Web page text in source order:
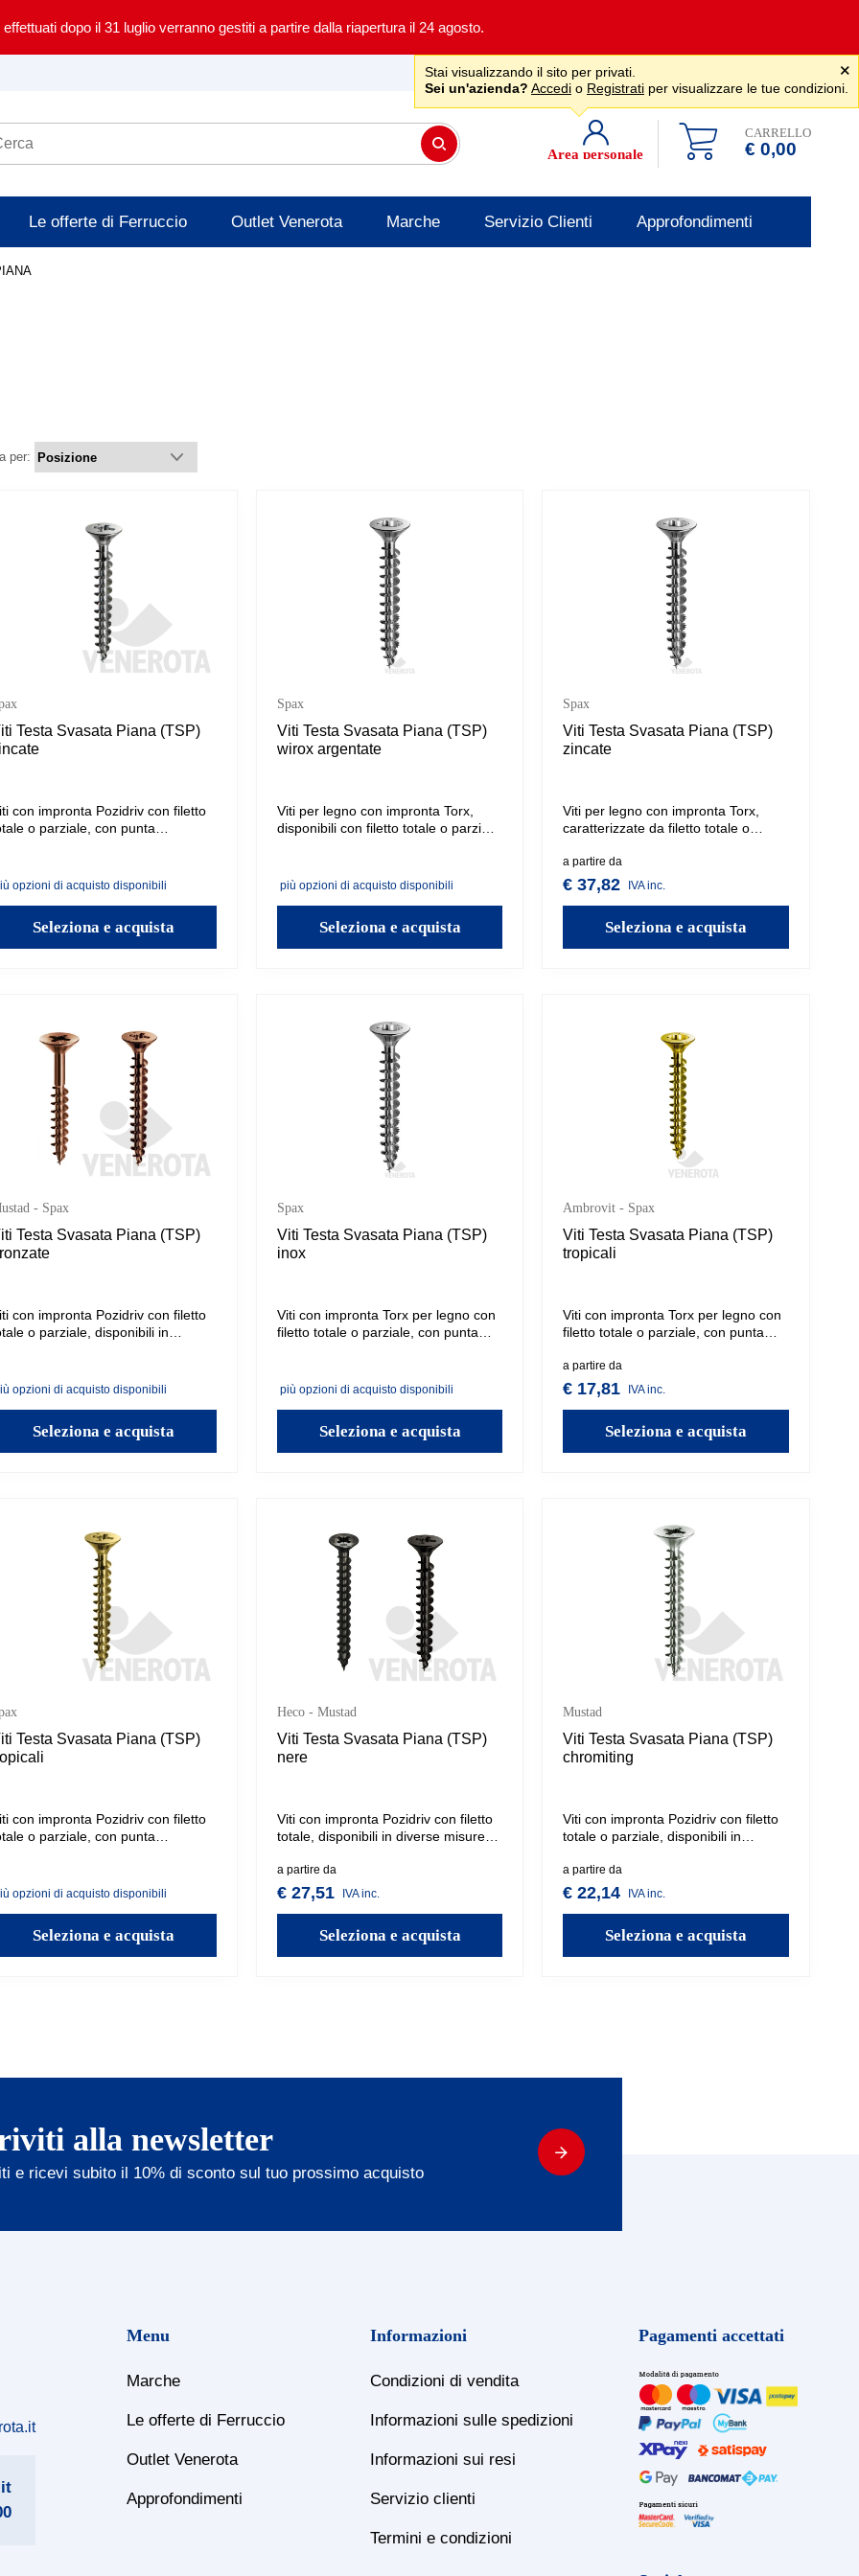
dopo il 31 luglio verranno gestiti a partire dalla riapertura il 24 agosto.
Assistenza gratuita
dal lun al ven 8-12 14-18 +39 0341 256700 ˟
Stai visualizzando il sito per privati.
Sei un'azienda? Accedi o Registrati per visualizzare le tue condizioni.
CARRELLO
€ 0,00
Area personale
Le offerte di Ferruccio Outlet Venerota Marche Servizio Clienti Approfondimenti
per:
Testa Svasata Piana (TSP)
con impronta Pozidriv con filetto
o parziale, con punta
in varie misure.
opzioni di acquisto disponibili
Seleziona e acquista
Spax
Viti Testa Svasata Piana (TSP)
wirox argentate
Viti per legno con impronta Torx,
disponibili con filetto totale o parziale
più opzioni di acquisto disponibili
Seleziona e acquista
Spax
Viti Testa Svasata Piana (TSP)
zincate
Viti per legno con impronta Torx,
caratterizzate da filetto totale o
autofilettante. Disponibili in varie
misure.
a partire da
€ 37,82 IVA inc.
Seleziona e acquista
- Spax
Testa Svasata Piana (TSP)
con impronta Pozidriv con filetto
o parziale, disponibili in
anche nei materiali più duri.
opzioni di acquisto disponibili
Seleziona e acquista
Spax
Viti Testa Svasata Piana (TSP)
inox
Viti con impronta Torx per legno con
filetto totale o parziale, con punta
più opzioni di acquisto disponibili
Seleziona e acquista
Ambrovit - Spax
Viti Testa Svasata Piana (TSP)
tropicali
Viti con impronta Torx per legno con
filetto totale o parziale, con punta
misure.
a partire da
€ 17,81 IVA inc.
Seleziona e acquista
Testa Svasata Piana (TSP)
con impronta Pozidriv con filetto
o parziale, con punta
in varie misure.
opzioni di acquisto disponibili
Seleziona e acquista
Heco - Mustad
Viti Testa Svasata Piana (TSP)
nere
Viti con impronta Pozidriv con filetto
totale, disponibili in diverse misure.
versatile e affidabile per il fissaggio
di componenti, combinando
funzionalità pratiche con un'estetica
a partire da
€ 27,51 IVA inc.
Seleziona e acquista
Mustad
Viti Testa Svasata Piana (TSP)
chromiting
Viti con impronta Pozidriv con filetto
totale o parziale, disponibili in
profondità per consentire un ottimo
accoppiamento, mentre la punta
filettata offre una presa sicura senza
a partire da
€ 22,14 IVA inc.
Seleziona e acquista
alla newsletter
e ricevi subito il 10% di sconto sul tuo prossimo acquisto
Menu
Marche
Le offerte di Ferruccio
Outlet Venerota
Approfondimenti
Informazioni
Condizioni di vendita
Informazioni sulle spedizioni
Informazioni sui resi
Servizio clienti
Termini e condizioni
Pagamenti accettati